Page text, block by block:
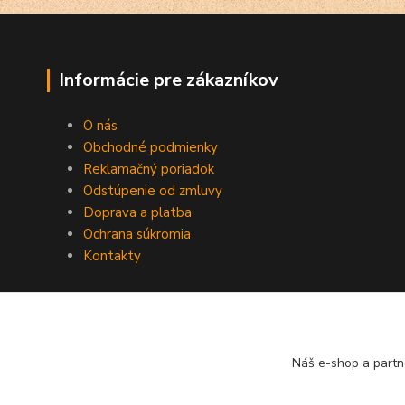
Informácie pre zákazníkov
O nás
Obchodné podmienky
Reklamačný poriadok
Odstúpenie od zmluvy
Doprava a platba
Ochrana súkromia
Kontakty
Náš e-shop a